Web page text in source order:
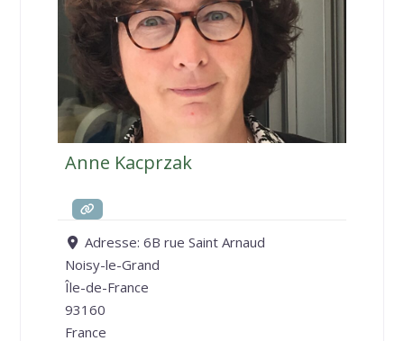
Anne Kacprzak
Adresse:6B rue Saint Arnaud
Noisy-le-Grand
Île-de-France
93160
France